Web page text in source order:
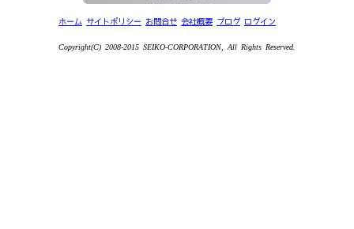
ホーム サイトポリシー お問合せ 会社概要 ブログ ログイン
Copyright(C) 2008-2015 SEIKO-CORPORATION, All Rights Reserved.